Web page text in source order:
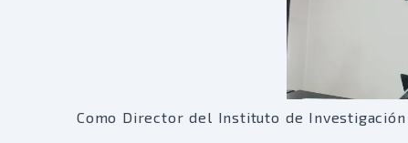
Como Director del Instituto de